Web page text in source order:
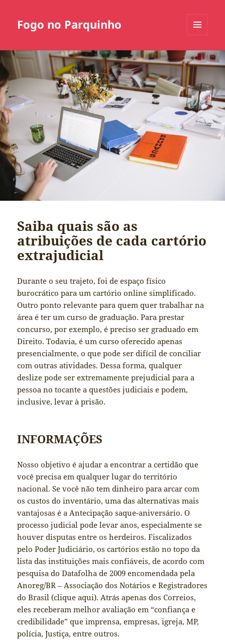
Fogo no Parquinho
WIDGETS
Saiba quais são as
atribuições de cada cartório
extrajudicial
Durante o seu trajeto, foi de espaço físico
burocrático para um cartório online simplificado.
Outro ponto relevante para quem quer trabalhar na
área é ter um curso de graduação. Para prestar
concurso, por exemplo, é preciso ser graduado em
Direito. Todavia, é um curso oferecido apenas
presencialmente, o que pode ser difícil de conciliar
com outras atividades. Dessa forma, qualquer
deslize pode ser extremamente prejudicial para a
pessoa no tocante a questões judiciais e podem,
inclusive, levar à prisão.
INFORMAÇÕES
Nosso objetivo é ajudar a encontrar a certidão que
você precisa em qualquer lugar do território
nacional. Se você não tem dinheiro para arcar com
os custos do inventário, uma das alternativas mais
vantajosas é a Antecipação saque-aniversário. O
processo judicial pode levar anos, especialmente se
houver disputas entre os herdeiros. Fiscalizados
pelo Poder Judiciário, os cartórios estão no topo da
lista das instituições mais confiáveis, de acordo com
pesquisa do Datafolha de 2009 encomendada pela
Anoreg/BR – Associação dos Notários e Registradores
do Brasil (clique aqui). Atrás apenas dos Correios,
eles receberam melhor avaliação em “confiança e
credibilidade” que imprensa, empresas, igreja, MP,
polícia, Justiça, entre outros.